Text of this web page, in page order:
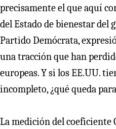
precisamente el que aquí
del Estado de bienestar del
Partido Demócrata,
una tracción que han
europeas. Y si los EE.UU.
incompleto, ¿qué queda
La medición del coeficiente